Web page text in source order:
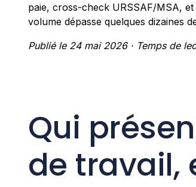
paie, cross-check URSSAF/MSA,
volume dépasse quelques dizaines
Publié le 24 mai 2026 · Temps de
Qui
de travail,